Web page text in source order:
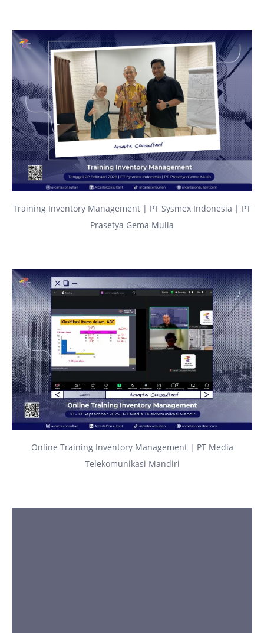
Training Inventory Management | PT Sysmex Indonesia | PT
Prasetya Gema Mulia
Online Training Inventory Management | PT Media
Telekomunikasi Mandiri